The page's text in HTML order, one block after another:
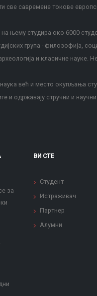
све савремене токове
њему студира око 6000
група - филозофија,
и класичне науке.
већ и место окупљања
и одржавају стручни и
за
ВИ СТЕ
Студент
Истраживач
Партнер
Алумни